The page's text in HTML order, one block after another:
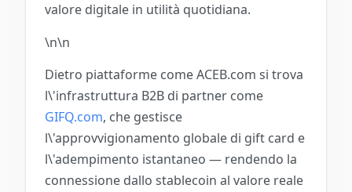
valore digitale in utilità quotidiana.
\n\n
Dietro piattaforme come ACEB.com si trova
l\'infrastruttura B2B di partner come
GIFQ.com, che gestisce
l\'approvvigionamento globale di gift card e
l\'adempimento istantaneo — rendendo la
connessione dallo stablecoin al valore reale